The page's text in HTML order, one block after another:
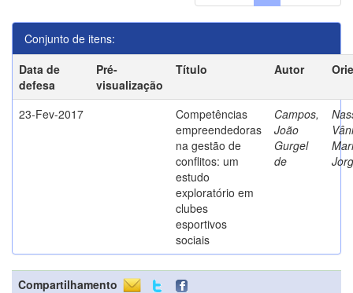
Conjunto de itens:
Data de
defesa
Pré-
visualização
Título Autor
23-Fev-2017
Competências
empreendedoras
na gestão de
conflitos: um
estudo
exploratório em
clubes
esportivos
sociais
Campos,
João
Gurgel
de
Compartilhamento